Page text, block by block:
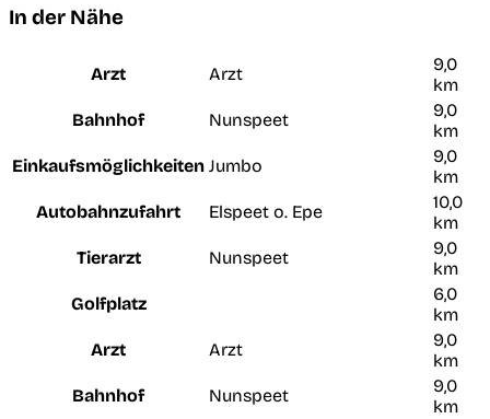
In der Nähe
Arzt Arzt
9,0
km
Bahnhof
Nunspeet
9,0
km
Einkaufsmöglichkeiten Jumbo
9,0
km
Autobahnzufahrt
Elspeet o. Epe
10,0
km
Tierarzt
Nunspeet
9,0
km
Golfplatz
6,0
km
Arzt
Arzt
9,0
km
Bahnhof
Nunspeet
9,0
km